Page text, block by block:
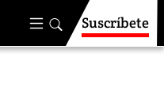
Suscríbete